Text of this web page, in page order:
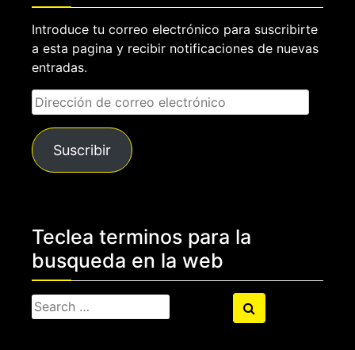
Introduce tu correo electrónico para suscribirte
a esta pagina y recibir notificaciones de nuevas
entradas.
Dirección
de
correo
electrónico
Suscribir
Teclea terminos para la
busqueda en la web
Search
for:
Search